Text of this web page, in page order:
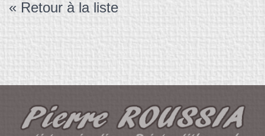
« Retour à la liste